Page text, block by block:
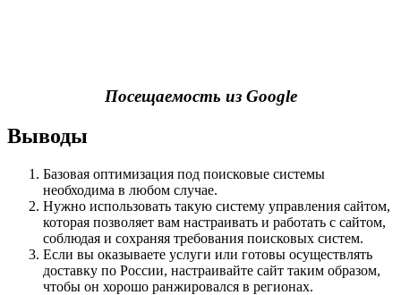
Посещаемость из Google
Выводы
Базовая оптимизация под поисковые системы
необходима в любом случае.
Нужно использовать такую систему управления сайтом,
которая позволяет вам настраивать и работать с сайтом,
соблюдая и сохраняя требования поисковых систем.
Если вы оказываете услуги или готовы осуществлять
доставку по России, настраивайте сайт таким образом,
чтобы он хорошо ранжировался в регионах.